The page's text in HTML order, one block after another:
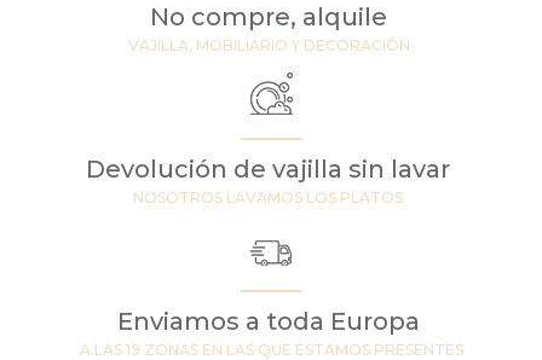
No compre, alquile
VAJILLA, MOBILIARIO Y DECORACIÓN
Devolución de vajilla sin lavar
NOSOTROS LAVAMOS LOS PLATOS
Enviamos a toda Europa
A LAS 19 ZONAS EN LAS QUE ESTAMOS PRESENTES